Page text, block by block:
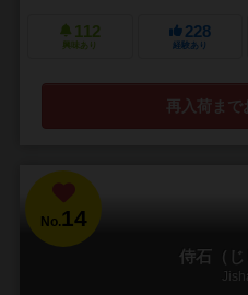
112
興味あり
228
経験あり
再入荷まで
No.14
侍石（じ